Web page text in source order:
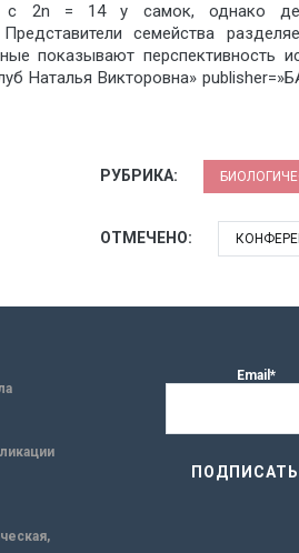
с 2n = 14 у самок, однако
семейства
показывают перспективность
Наталья Викторовна»
РУБРИКА:
ОТМЕЧЕНО:
Email*